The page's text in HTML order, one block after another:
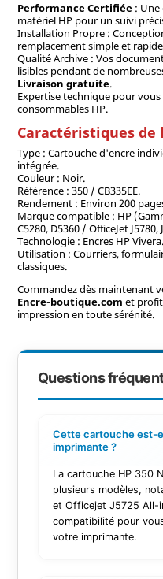
Performance Certifiée: Une
matériel HP pour un suivi
Installation Propre :
remplacement simple et
Qualité Archive : Vos
lisibles pendant de
Livraison gratuite.
Expertise technique pour
consommables HP.
Caractéristiques de
Type : Cartouche d'encre
intégrée.
Couleur : Noir.
Référence : 350 / CB335EE.
Rendement : Environ 200
Marque compatible : HP
C5280, D5360 / OfficeJet
Technologie : Encres HP Vivera.
Utilisation : Courriers,
classiques.
Commandez dès maintenant
Encre-boutique.com et
impression en toute sérénité.
Questions
Cette cartouche est-
imprimante ?
La cartouche HP 350
plusieurs modèles,
et Officejet J5725 All-
compatibilité pour
votre imprimante.